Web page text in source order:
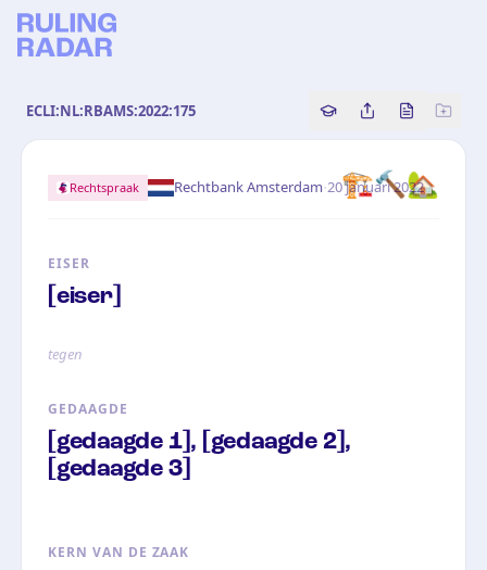
ECLI:NL:RBAMS:2022:175 Copy source
Share this
Bekijk
🏗️🔨🏡
Rechtspraak Rechtbank Amsterdam·20 januari 2022
EISER
[eiser]
tegen
GEDAAGDE
[gedaagde 1], [gedaagde 2],
[gedaagde 3]
KERN VAN DE ZAAK